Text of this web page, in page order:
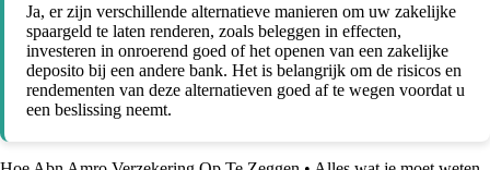
Ja, er zijn verschillende alternatieve manieren om uw zakelijke
spaargeld te laten renderen, zoals beleggen in effecten,
investeren in onroerend goed of het openen van een zakelijke
deposito bij een andere bank. Het is belangrijk om de risicos en
rendementen van deze alternatieven goed af te wegen voordat u
een beslissing neemt.